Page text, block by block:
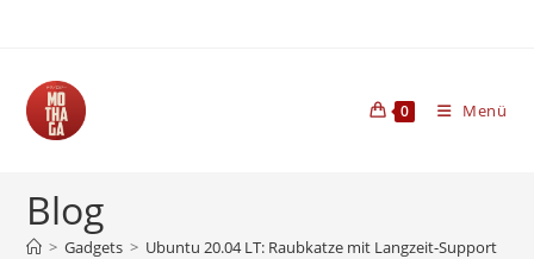
0 Menü
Blog
> Gadgets > Ubuntu 20.04 LT: Raubkatze mit Langzeit-Support